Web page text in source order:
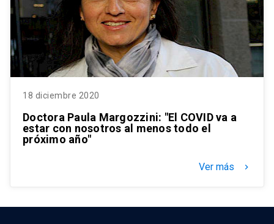
18 diciembre 2020
Doctora Paula Margozzini: "El COVID va a
estar con nosotros al menos todo el
próximo año"
Ver más keyboard_arrow_right